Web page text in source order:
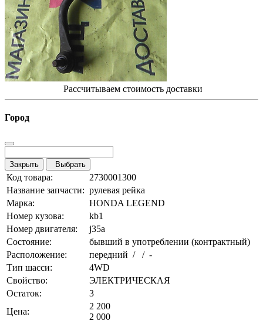
Рассчитываем стоимость доставки
Город
Закрыть Выбрать
Код товара:
2730001300
Название запчасти: рулевая рейка
Марка:
HONDA LEGEND
Номер кузова:
kb1
Номер двигателя:
j35a
Состояние:
бывший в употреблении (контрактный)
Расположение:
передний / / -
Тип шасси:
4WD
Свойство:
ЭЛЕКТРИЧЕСКАЯ
Остаток:
3
Цена:
2 200
2 000